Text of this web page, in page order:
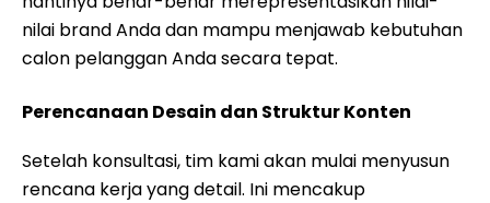
nilai brand Anda dan mampu menjawab kebutuhan
calon pelanggan Anda secara tepat.
Perencanaan Desain dan Struktur Konten
Setelah konsultasi, tim kami akan mulai menyusun
rencana kerja yang detail. Ini mencakup